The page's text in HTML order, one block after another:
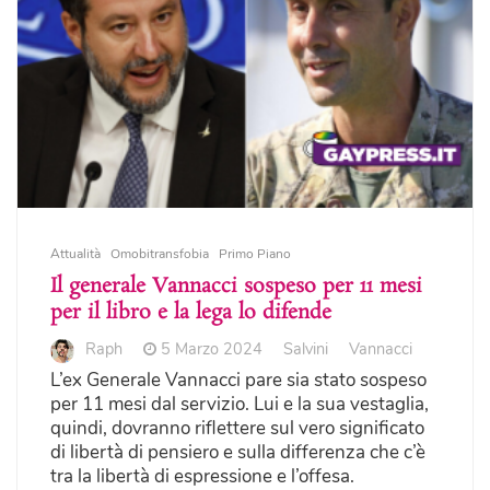
Attualità Omobitransfobia Primo Piano
Il generale Vannacci sospeso per 11 mesi
per il libro e la lega lo difende
Raph 5 Marzo 2024 Salvini Vannacci
L’ex Generale Vannacci pare sia stato sospeso
per 11 mesi dal servizio. Lui e la sua vestaglia,
quindi, dovranno riflettere sul vero significato
di libertà di pensiero e sulla differenza che c’è
tra la libertà di espressione e l’offesa.